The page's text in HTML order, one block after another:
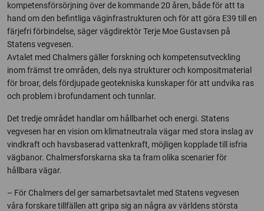
kompetensförsörjning över de kommande 20 åren, både för att ta
hand om den befintliga väginfrastrukturen och för att göra E39 till en
färjefri förbindelse, säger vägdirektör Terje Moe Gustavsen på
Statens vegvesen.
Avtalet med Chalmers gäller forskning och kompetensutveckling
inom främst tre områden, dels nya strukturer och kompositmaterial
för broar, dels fördjupade geotekniska kunskaper för att undvika ras
och problem i brofundament och tunnlar.
Det tredje området handlar om hållbarhet och energi. Statens
vegvesen har en vision om klimatneutrala vägar med stora inslag av
vindkraft och havsbaserad vattenkraft, möjligen kopplade till isfria
vägbanor. Chalmersforskarna ska ta fram olika scenarier för
hållbara vägar.
– För Chalmers del ger samarbetsavtalet med Statens vegvesen
våra forskare tillfällen att gripa sig an några av världens största